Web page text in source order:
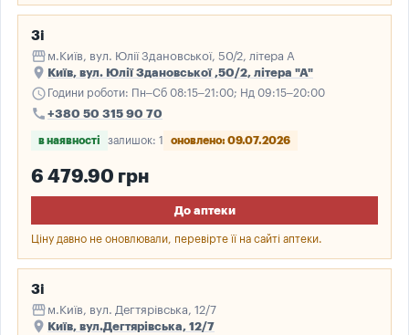
3і
storefront м.Київ, вул. Юлії Здановської, 50/2, літера А
place Київ, вул. Юлії Здановської ,50/2, літера "А"
schedule Години роботи: Пн–Сб 08:15–21:00; Нд 09:15–20:00
call +380 50 315 90 70
в наявності залишок: 1 оновлено: 09.07.2026
6 479.90 грн
До аптеки
Ціну давно не оновлювали, перевірте її на сайті аптеки.
3і
storefront м.Київ, вул. Дегтярівська, 12/7
place Київ, вул.Дегтярівська, 12/7